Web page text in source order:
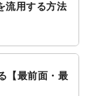
プレートを公
配布注文まで
ダーデザイン
流用する方法
【最前面・最